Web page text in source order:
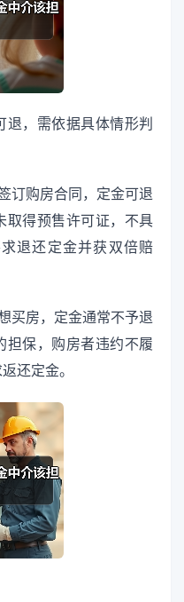
退，需依据具体情形判
订购房合同，定金可退
取得预售许可证，不具
退还定金并获双倍赔
买房，定金通常不予退
担保，购房者违约不履
还定金。